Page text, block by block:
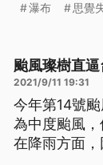
瀑布 思覺
颱風璨樹直
2021/9/11 19:31
今年第14號
為中度颱風
在降雨方面